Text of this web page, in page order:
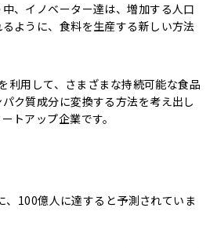
、イノベーター達は、増加する人口
ように、食料を生産する新しい方法
利用して、さまざまな持続可能な食品
ク質成分に変換する方法を考え出し
トアップ企業です。
、100億人に達すると予測されていま